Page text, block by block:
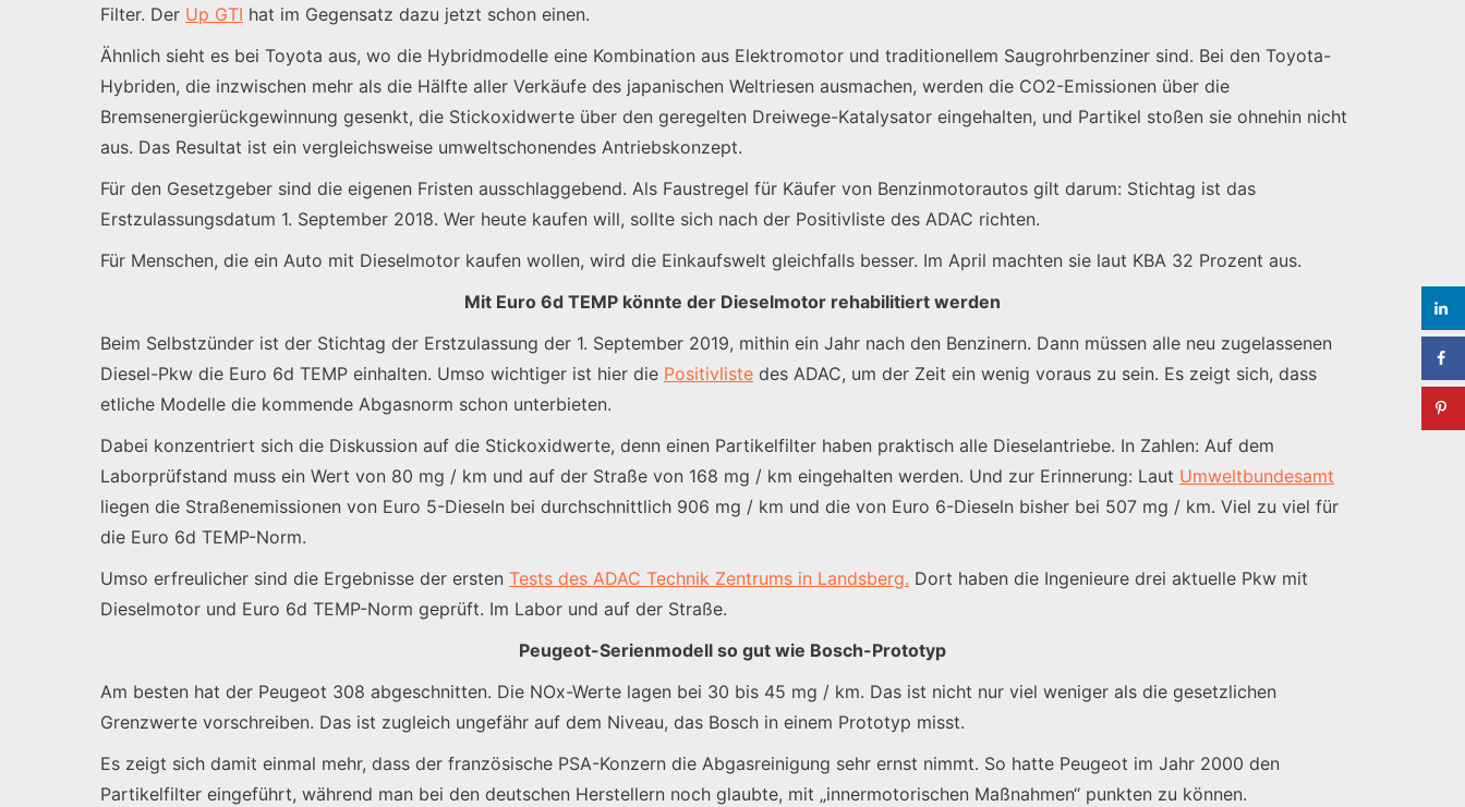
Filter. Der Up GTI hat im Gegensatz dazu jetzt schon einen.
Ähnlich sieht es bei Toyota aus, wo die Hybridmodelle eine Kombination aus Elektromotor und traditionellem Saugrohrbenziner sind. Bei den Toyota-
Hybriden, die inzwischen mehr als die Hälfte aller Verkäufe des japanischen Weltriesen ausmachen, werden die CO2-Emissionen über die
Bremsenergierückgewinnung gesenkt, die Stickoxidwerte über den geregelten Dreiwege-Katalysator eingehalten, und Partikel stoßen sie ohnehin nicht
aus. Das Resultat ist ein vergleichsweise umweltschonendes Antriebskonzept.
Für den Gesetzgeber sind die eigenen Fristen ausschlaggebend. Als Faustregel für Käufer von Benzinmotorautos gilt darum: Stichtag ist das
Erstzulassungsdatum 1. September 2018. Wer heute kaufen will, sollte sich nach der Positivliste des ADAC richten.
Für Menschen, die ein Auto mit Dieselmotor kaufen wollen, wird die Einkaufswelt gleichfalls besser. Im April machten sie laut KBA 32 Prozent aus.
Mit Euro 6d TEMP könnte der Dieselmotor rehabilitiert werden
Beim Selbstzünder ist der Stichtag der Erstzulassung der 1. September 2019, mithin ein Jahr nach den Benzinern. Dann müssen alle neu zugelassenen
Diesel-Pkw die Euro 6d TEMP einhalten. Umso wichtiger ist hier die Positivliste des ADAC, um der Zeit ein wenig voraus zu sein. Es zeigt sich, dass
etliche Modelle die kommende Abgasnorm schon unterbieten.
Dabei konzentriert sich die Diskussion auf die Stickoxidwerte, denn einen Partikelfilter haben praktisch alle Dieselantriebe. In Zahlen: Auf dem
Laborprüfstand muss ein Wert von 80 mg / km und auf der Straße von 168 mg / km eingehalten werden. Und zur Erinnerung: Laut Umweltbundesamt
liegen die Straßenemissionen von Euro 5-Dieseln bei durchschnittlich 906 mg / km und die von Euro 6-Dieseln bisher bei 507 mg / km. Viel zu viel für
die Euro 6d TEMP-Norm.
Umso erfreulicher sind die Ergebnisse der ersten Tests des ADAC Technik Zentrums in Landsberg. Dort haben die Ingenieure drei aktuelle Pkw mit
Dieselmotor und Euro 6d TEMP-Norm geprüft. Im Labor und auf der Straße.
Peugeot-Serienmodell so gut wie Bosch-Prototyp
Am besten hat der Peugeot 308 abgeschnitten. Die NOx-Werte lagen bei 30 bis 45 mg / km. Das ist nicht nur viel weniger als die gesetzlichen
Grenzwerte vorschreiben. Das ist zugleich ungefähr auf dem Niveau, das Bosch in einem Prototyp misst.
Es zeigt sich damit einmal mehr, dass der französische PSA-Konzern die Abgasreinigung sehr ernst nimmt. So hatte Peugeot im Jahr 2000 den
Partikelfilter eingeführt, während man bei den deutschen Herstellern noch glaubte, mit „innermotorischen Maßnahmen“ punkten zu können.